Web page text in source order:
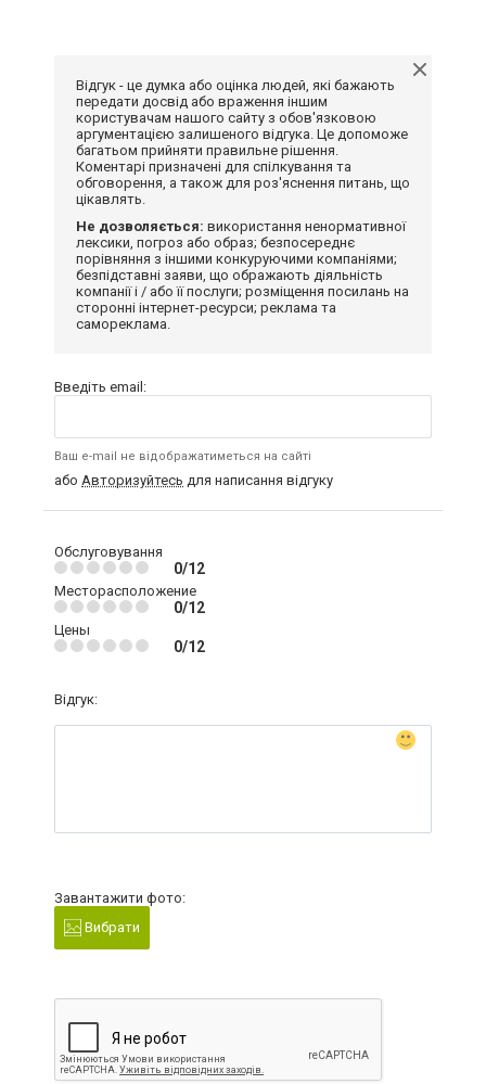
Відгук - це думка або оцінка людей, які бажають
передати досвід або враження іншим
користувачам нашого сайту з обов'язковою
аргументацією залишеного відгука. Це допоможе
багатьом прийняти правильне рішення.
Коментарі призначені для спілкування та
обговорення, а також для роз'яснення питань, що
цікавлять.
Не дозволяється: використання ненормативної
лексики, погроз або образ; безпосереднє
порівняння з іншими конкуруючими компаніями;
безпідставні заяви, що ображають діяльність
компанії і / або її послуги; розміщення посилань на
сторонні інтернет-ресурси; реклама та
самореклама.
Введіть email:
Ваш e-mail не відображатиметься на сайті
або Авторизуйтесь для написання відгуку
Обслуговування
0/12
Месторасположение
0/12
Цены
0/12
Відгук:
Завантажити фото:
Вибрати